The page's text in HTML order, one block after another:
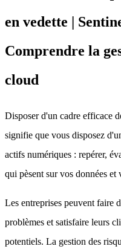
Comprendre la
cloud
Disposer d'un cadre efficace
signifie que vous disposez
actifs numériques : repérer,
qui pèsent sur vos données et
Les entreprises peuvent faire
problèmes et satisfaire leurs
potentiels. La gestion des